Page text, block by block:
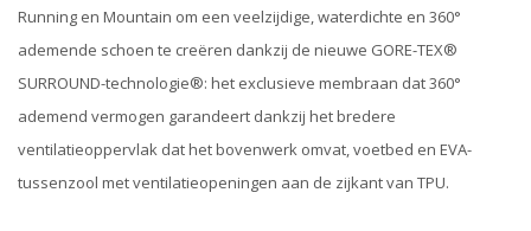
Running en Mountain om een veelzijdige, waterdichte en 360°
ademende schoen te creëren dankzij de nieuwe GORE-TEX®
SURROUND-technologie®: het exclusieve membraan dat 360°
ademend vermogen garandeert dankzij het bredere
ventilatieoppervlak dat het bovenwerk omvat, voetbed en EVA-
tussenzool met ventilatieopeningen aan de zijkant van TPU.